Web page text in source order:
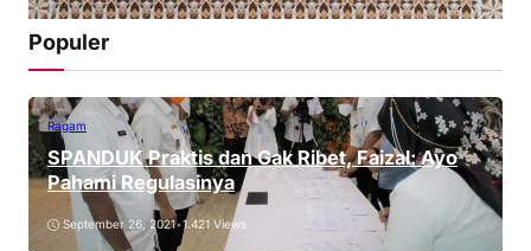
Populer
Ragam
SPANDUK Praktis dan Gak Ribet, Faizal: Ayo
Pahami Regulasinya
September 26, 2021•1.421 Views